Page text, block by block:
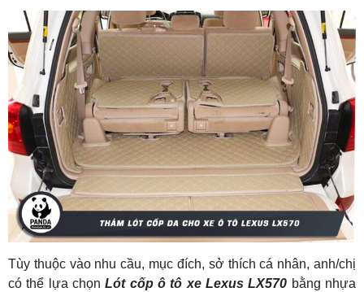
Tùy thuộc vào nhu cầu, mục đích, sở thích cá nhân, anh/chị
có thể lựa chọnLót cốp ô tô xe Lexus LX570 bằng nhựa